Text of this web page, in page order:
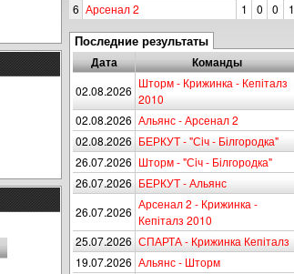
6 Арсенал 2 1 0 0 1
Последние результаты
Дата Команды
02.08.2026
Шторм - Крижинка - Кепіталз
2010
02.08.2026 Альянс - Арсенал 2
02.08.2026 БЕРКУТ - "Сiч - Білгородка"
26.07.2026 Шторм - "Сiч - Білгородка"
26.07.2026 БЕРКУТ - Альянс
26.07.2026
Арсенал 2 - Крижинка -
Кепіталз 2010
25.07.2026 СПАРТА - Крижинка Кепіталз
19.07.2026 Альянс - Шторм